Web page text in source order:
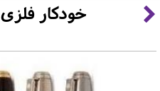
خودکار فلزی PRELUDE